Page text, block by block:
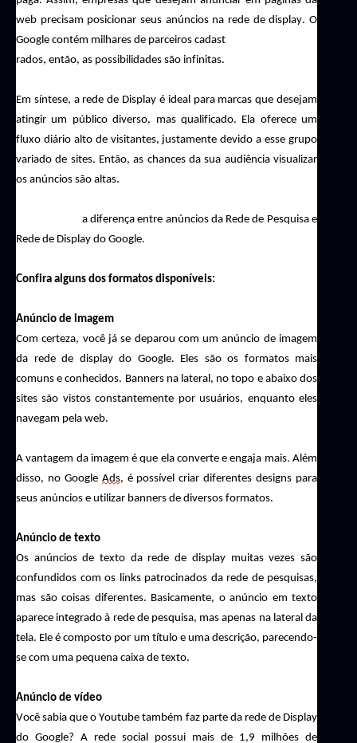
web precisam posicionar seus anúncios na rede de display. O
Google contém milhares de parceiros cadast
rados, então, as possibilidades são infinitas.
Em síntese, a rede de Display é ideal para marcas que desejam
atingir um público diverso, mas qualificado. Ela oferece um
fluxo diário alto de visitantes, justamente devido a esse grupo
variado de sites. Então, as chances da sua audiência visualizar
os anúncios são altas.
a diferença entre anúncios da Rede de Pesquisa e
Rede de Display do Google.
Confira alguns dos formatos disponíveis:
Anúncio de imagem
Com certeza, você já se deparou com um anúncio de imagem
da rede de display do Google. Eles são os formatos mais
comuns e conhecidos. Banners na lateral, no topo e abaixo dos
sites são vistos constantemente por usuários, enquanto eles
navegam pela web.
A vantagem da imagem é que ela converte e engaja mais. Além
disso, no Google Ads, é possível criar diferentes designs para
seus anúncios e utilizar banners de diversos formatos.
Anúncio de texto
Os anúncios de texto da rede de display muitas vezes são
confundidos com os links patrocinados da rede de pesquisas,
mas são coisas diferentes. Basicamente, o anúncio em texto
aparece integrado à rede de pesquisa, mas apenas na lateral da
tela. Ele é composto por um título e uma descrição, parecendo-
se com uma pequena caixa de texto.
Anúncio de vídeo
Você sabia que o Youtube também faz parte da rede de Display
do Google? A rede social possui mais de 1,9 milhões de